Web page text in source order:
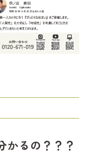
かるの？？？